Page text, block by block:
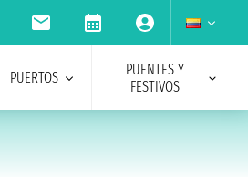
PUERTOS
PUENTES Y
FESTIVOS